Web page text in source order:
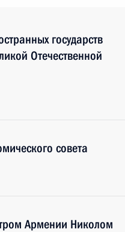
государств
Отечественной
совета
Армении Николом